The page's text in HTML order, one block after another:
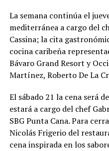
La semana continúa el
mediterránea a cargo del
Cassina; la cita
cocina caribeña
Bávaro Grand Resort y
Martínez, Roberto De La
El sábado 21 la cena será
estará a cargo del chef
SBG Punta Cana. Para
Nicolás Frigerio del
cena inspirada en los